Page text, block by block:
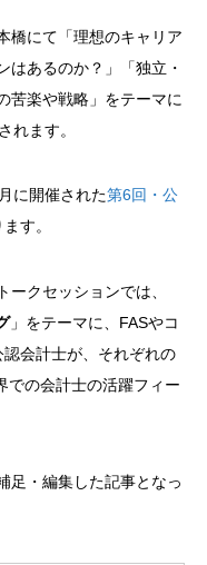
橋にて「理想のキャリア
はあるのか？」「独立・
苦楽や戦略」をテーマに
れます。
に開催された第6回・公
す。
クセッションでは、
」をテーマに、FASやコ
会計士が、それぞれの
での会計士の活躍フィー
足・編集した記事となっ